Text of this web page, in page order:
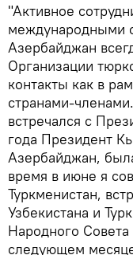
"Активное
международными
Азербайджан
Организации
контакты как в
странами-
встречался с
года Президент
Азербайджан,
время в июне я
Туркменистан,
Узбекистана и
Народного
следующем